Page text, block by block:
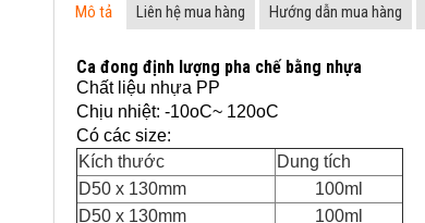
Mô tả Liên hệ mua hàng Hướng dẫn mua hàng
Ca đong định lượng pha chế bằng nhựa
Chất liệu nhựa PP
Chịu nhiệt: -10oC~ 120oC
Có các size:
Kích thước
Dung tích
D50 x 130mm
100ml
D50 x 130mm
100ml